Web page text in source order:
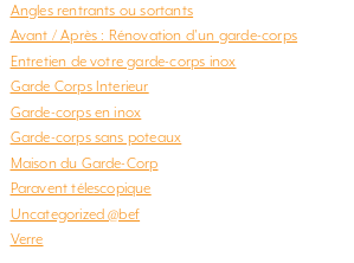
Angles rentrants ou sortants
Avant / Après : Rénovation d'un garde-corps
Entretien de votre garde-corps inox
Garde Corps Interieur
Garde-corps en inox
Garde-corps sans poteaux
Maison du Garde-Corp
Paravent télescopique
Uncategorized @bef
Verre